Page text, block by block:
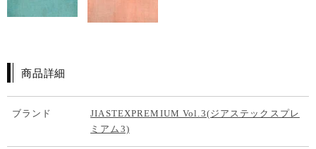
商品詳細
ブランド
JIASTEXPREMIUM Vol.3(ジアステックスプレ
ミアム3)